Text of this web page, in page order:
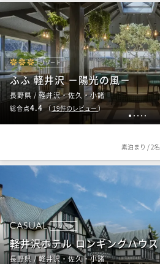
1 2 3 4 5
リゾート
ふふ 軽井沢 －陽光の風－
長野県 / 軽井沢・佐久・小諸
総合点4.4（ 19件のレビュー）
素泊まり /2名
リゾート
軽井沢ホテル ロンギングハウス
長野県 / 軽井沢・佐久・小諸